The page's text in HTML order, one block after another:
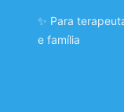
✨ Para
e família